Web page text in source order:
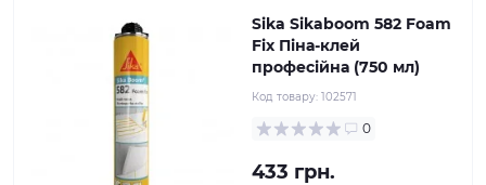
Sika Sikaboom 582 Foam
Fix Піна-клей
професійна (750 мл)
Код товару: 102571
0
433 грн.